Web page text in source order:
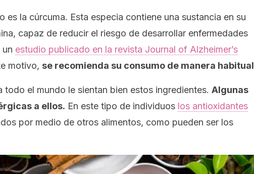
es la cúrcuma. Esta especia contiene una sustancia en su
capaz de reducir el riesgo de desarrollar enfermedades
un estudio publicado en la revista Journal of Alzheimer’s
motivo, se recomienda su consumo de manera habitual
todo el mundo le sientan bien estos ingredientes. Algunas
a ellos. En este tipo de individuos los antioxidantes
por medio de otros alimentos, como pueden ser los